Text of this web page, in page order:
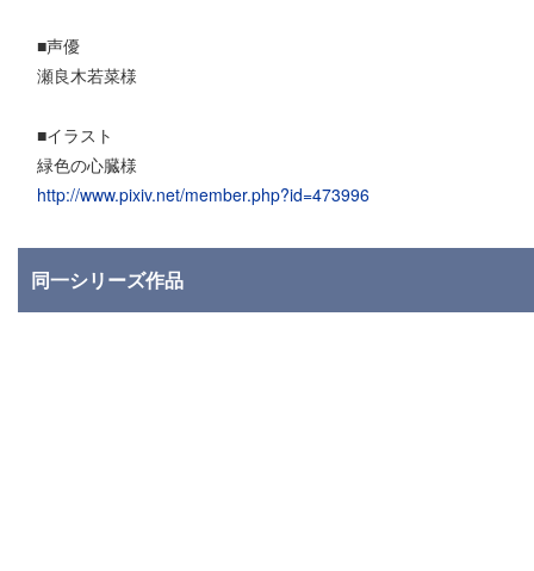
■声優
瀬良木若菜様
■イラスト
緑色の心臓様
http://www.pixiv.net/member.php?id=473996
同一シリーズ作品